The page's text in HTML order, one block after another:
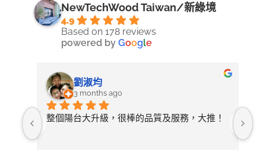
NewTechWood Taiwan/新綠境
4.9
Based on 178 reviews
powered byGoogle
劉淑均
3 months ago
整個陽台大升級，很棒的品質及服務，大推！